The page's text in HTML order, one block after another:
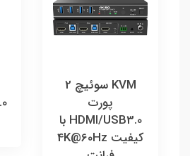
KVM سوئیچ 2
پورت
HDMI/USB3.0 با
کیفیت 4K@60Hz